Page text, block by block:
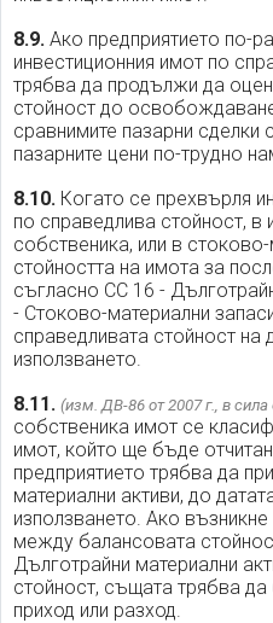
8.9. Ако предприятието по-
инвестиционния имот по
трябва да продължи да
стойност до
сравнимите пазарни сделки
пазарните цени по-трудно
8.10. Когато се прехвърля
по справедлива стойност, в
собственика, или в
стойността на имота за
съгласно СС 16 -
- Стоково-материални
справедливата стойност на
използването.
8.11. (изм. ДВ-86 от 2007 г., в сила
собственика имот се
имот, който ще бъде
предприятието трябва да
материални активи, до
използването. Ако
между балансовата
Дълготрайни материални
стойност, същата трябва
приход или разход.